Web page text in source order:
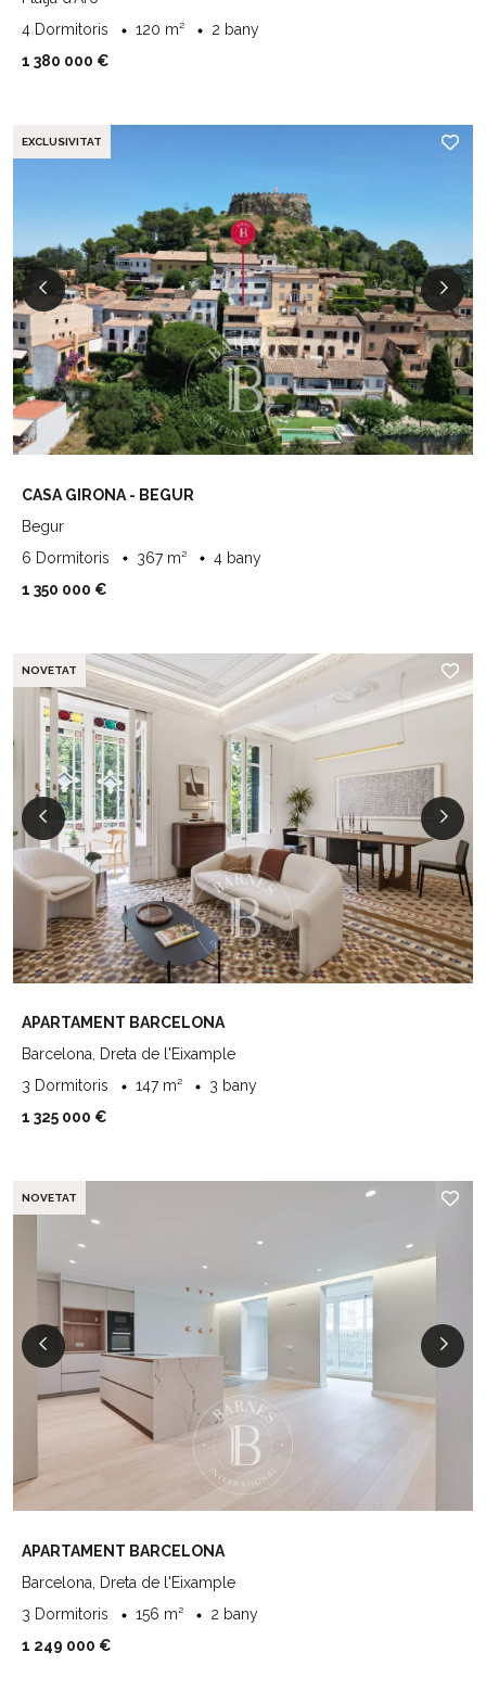
4 Dormitoris
120 m²
2 bany
1 380 000 €
EXCLUSIVITAT
CASA GIRONA - BEGUR
Begur
6 Dormitoris
367 m²
4 bany
1 350 000 €
NOVETAT
APARTAMENT BARCELONA
Barcelona, Dreta de l'Eixample
3 Dormitoris
147 m²
3 bany
1 325 000 €
NOVETAT
APARTAMENT BARCELONA
Barcelona, Dreta de l'Eixample
3 Dormitoris
156 m²
2 bany
1 249 000 €